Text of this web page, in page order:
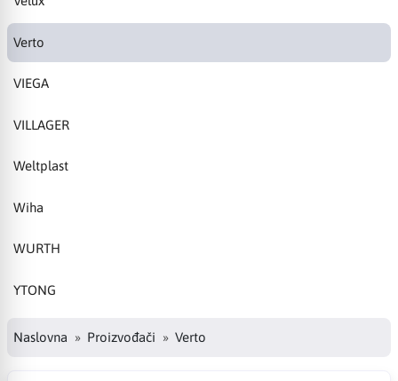
Verto
VIEGA
VILLAGER
Weltplast
Wiha
WURTH
YTONG
Naslovna Proizvođači Verto